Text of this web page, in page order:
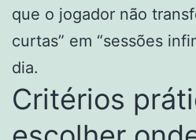
que o jogador não
curtas” em “sessões
dia.
Critérios